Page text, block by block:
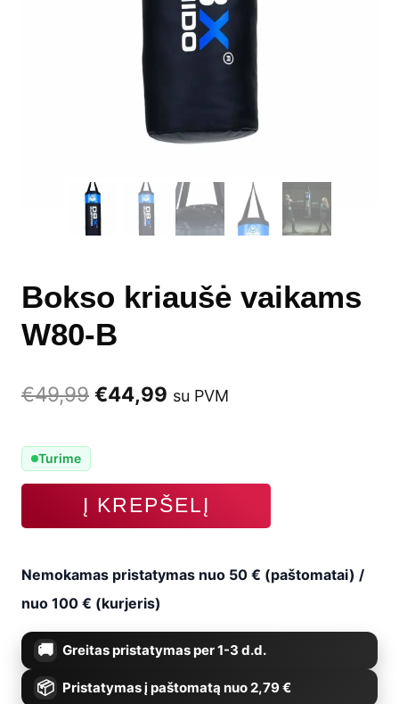
Bokso kriaušė vaikams
W80-B
€49,99 Original
€49,99.
€44,99 Current
€44,99.
su PVM
Turime
produkto
kiekis:
kriaušė
vaikams
W80-
Į KREPŠELĮ
Nemokamas pristatymas nuo 50 € (paštomatai) /
nuo 100 € (kurjeris)
Greitas pristatymas per 1-3 d.d.
Pristatymas į paštomatą nuo 2,79 €